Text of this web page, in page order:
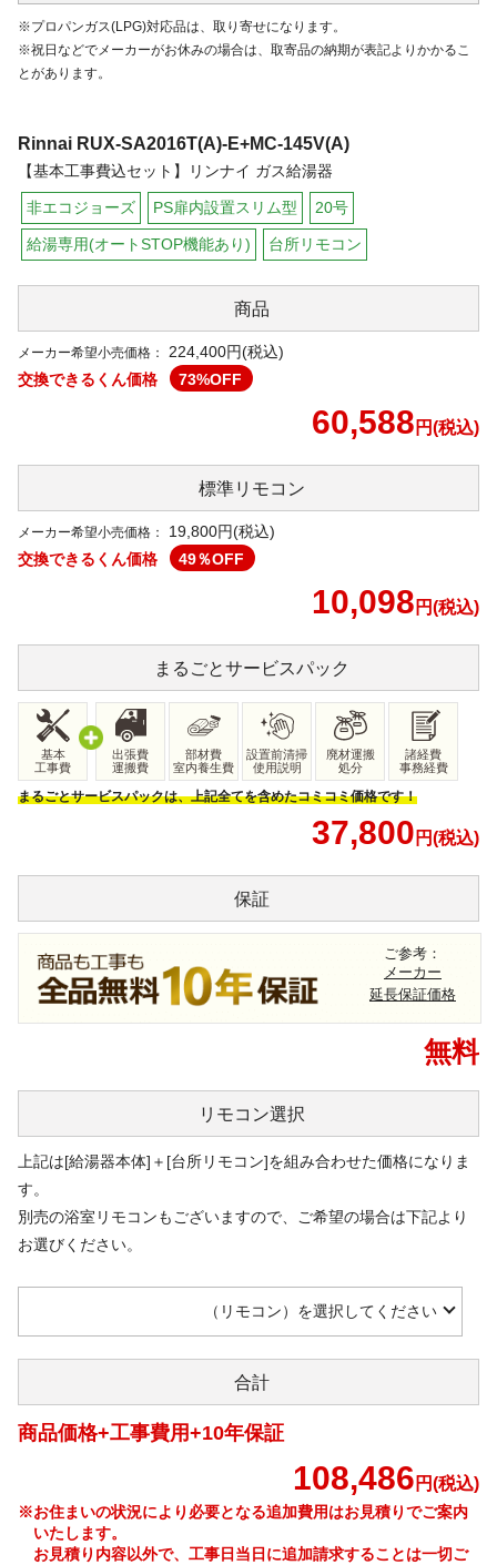
※プロパンガス(LPG)対応品は、取り寄せになります。
※祝日などでメーカーがお休みの場合は、取寄品の納期が表記よりかかるこ
とがあります。
Rinnai RUX-SA2016T(A)-E+MC-145V(A)
【基本工事費込セット】リンナイ ガス給湯器
非エコジョーズ PS扉内設置スリム型 20号
給湯専用(オートSTOP機能あり) 台所リモコン
商品
メーカー希望小売価格：
224,400円(税込)
交換できるくん価格
73%OFF
60,588 円(税込)
標準リモコン
メーカー希望小売価格： 19,800円(税込)
交換できるくん価格
49％OFF
10,098 円(税込)
まるごとサービスパック
基本
工事費
出張費
運搬費
部材費
室内養生費
設置前清掃
使用説明
廃材運搬
処分
諸経費
事務経費
まるごとサービスパックは、上記全てを含めたコミコミ価格です！
37,800 円(税込)
保証
ご参考：
メーカー
延長保証価格
無料
リモコン選択
上記は[給湯器本体]＋[台所リモコン]を組み合わせた価格になりま
す。
別売の浴室リモコンもございますので、ご希望の場合は下記より
お選びください。
（リモコン）を選択してください
合計
商品価格+工事費用+10年保証
108,486 円(税込)
※お住まいの状況により必要となる追加費用はお見積りでご案内
いたします。
お見積り内容以外で、工事日当日に追加請求することは一切ご